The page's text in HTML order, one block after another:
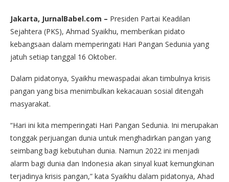
Jakarta, JurnalBabel.com – Presiden Partai Keadilan
Sejahtera (PKS), Ahmad Syaikhu, memberikan pidato
kebangsaan dalam memperingati Hari Pangan Sedunia yang
jatuh setiap tanggal 16 Oktober.
Dalam pidatonya, Syaikhu mewaspadai akan timbulnya krisis
pangan yang bisa menimbulkan kekacauan sosial ditengah
masyarakat.
“Hari ini kita memperingati Hari Pangan Sedunia. Ini merupakan
tonggak perjuangan dunia untuk menghadirkan pangan yang
seimbang bagi kebutuhan dunia. Namun 2022 ini menjadi
alarm bagi dunia dan Indonesia akan sinyal kuat kemungkinan
terjadinya krisis pangan,” kata Syaikhu dalam pidatonya, Ahad